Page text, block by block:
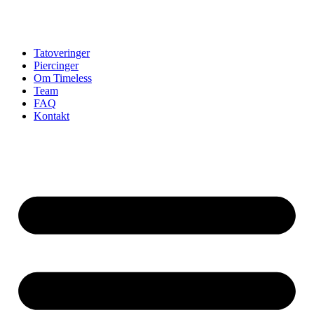
Tatoveringer
Piercinger
Om Timeless
Team
FAQ
Kontakt